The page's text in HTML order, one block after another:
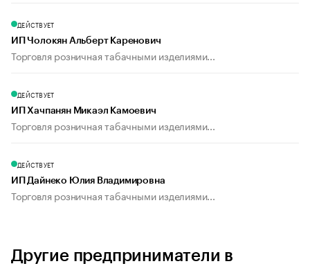
ДЕЙСТВУЕТ
ИП Чолокян Альберт Каренович
Торговля розничная табачными изделиями...
ДЕЙСТВУЕТ
ИП Хачпанян Микаэл Камоевич
Торговля розничная табачными изделиями...
ДЕЙСТВУЕТ
ИП Дайнеко Юлия Владимировна
Торговля розничная табачными изделиями...
Другие предприниматели в